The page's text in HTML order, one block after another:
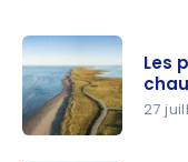
Les
27